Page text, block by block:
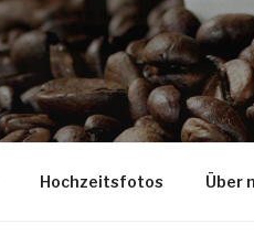
Hochzeitsfotos Über